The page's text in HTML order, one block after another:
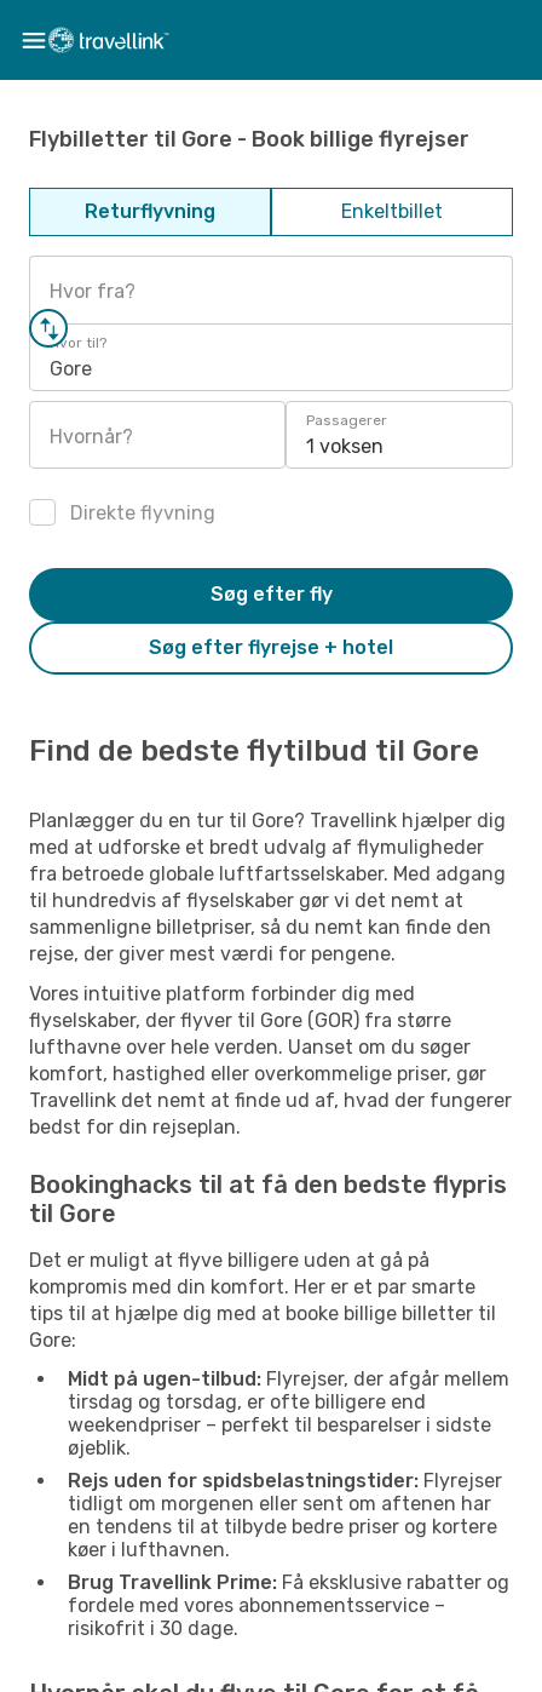
Flybilletter til Gore - Book billige flyrejser
Returflyvning Enkeltbillet
Hvor fra?
Hvor til?
Gore
Hvornår?
Passagerer
1 voksen
Direkte flyvning
Søg efter flyrejse + hotel
Søg efter fly
Find de bedste flytilbud til Gore
Planlægger du en tur til Gore? Travellink hjælper dig
med at udforske et bredt udvalg af flymuligheder
fra betroede globale luftfartsselskaber. Med adgang
til hundredvis af flyselskaber gør vi det nemt at
sammenligne billetpriser, så du nemt kan finde den
rejse, der giver mest værdi for pengene.
Vores intuitive platform forbinder dig med
flyselskaber, der flyver til Gore (GOR) fra større
lufthavne over hele verden. Uanset om du søger
komfort, hastighed eller overkommelige priser, gør
Travellink det nemt at finde ud af, hvad der fungerer
bedst for din rejseplan.
Bookinghacks til at få den bedste flypris
til Gore
Det er muligt at flyve billigere uden at gå på
kompromis med din komfort. Her er et par smarte
tips til at hjælpe dig med at booke billige billetter til
Gore:
Midt på ugen-tilbud: Flyrejser, der afgår mellem
tirsdag og torsdag, er ofte billigere end
weekendpriser – perfekt til besparelser i sidste
øjeblik.
Rejs uden for spidsbelastningstider: Flyrejser
tidligt om morgenen eller sent om aftenen har
en tendens til at tilbyde bedre priser og kortere
køer i lufthavnen.
Brug Travellink Prime: Få eksklusive rabatter og
fordele med vores abonnementsservice –
risikofrit i 30 dage.